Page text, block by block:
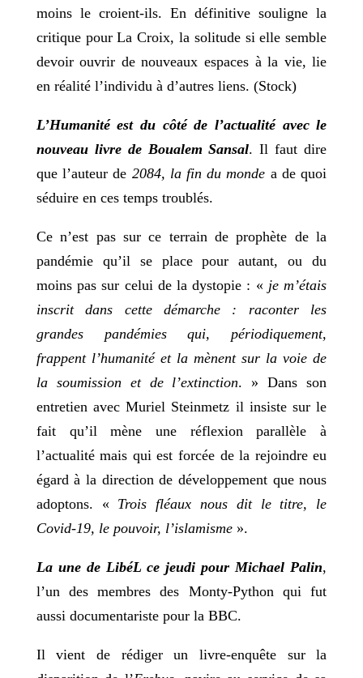
moins le croient-ils. En définitive souligne la
critique pour La Croix, la solitude si elle semble
devoir ouvrir de nouveaux espaces à la vie, lie
en réalité l’individu à d’autres liens. (Stock)
L’Humanité est du côté de l’actualité avec le
nouveau livre de Boualem Sansal. Il faut dire
que l’auteur de 2084, la fin du monde a de quoi
séduire en ces temps troublés.
Ce n’est pas sur ce terrain de prophète de la
pandémie qu’il se place pour autant, ou du
moins pas sur celui de la dystopie : « je m’étais
inscrit dans cette démarche : raconter les
grandes pandémies qui, périodiquement,
frappent l’humanité et la mènent sur la voie de
la soumission et de l’extinction. » Dans son
entretien avec Muriel Steinmetz il insiste sur le
fait qu’il mène une réflexion parallèle à
l’actualité mais qui est forcée de la rejoindre eu
égard à la direction de développement que nous
adoptons. « Trois fléaux nous dit le titre, le
Covid-19, le pouvoir, l’islamisme».
La une de LibéL ce jeudi pour Michael Palin,
l’un des membres des Monty-Python qui fut
aussi documentariste pour la BBC.
Il vient de rédiger un livre-enquête sur la